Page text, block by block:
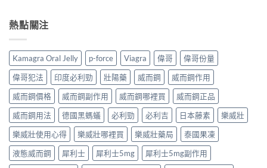
與
安
購
買
注
意
事
項〉
中
男
健
產
品
購
買
指
南〉
中
解
西
汀
如
何
改
善
早
洩？
起
效
時
果
凍
什
麼？
完
整
解
析：
成
分、
療
程
安
排、
熱點關注
Kamagra Oral Jelly p-force Viagra 偉哥
偉哥份量
偉哥犯法
印度必利勁 壯陽藥 威而鋼
威而鋼作用
威而鋼價格
威而鋼副作用 威而鋼哪裡買
威而鋼正品
威而鋼用法
德國黑螞蟻 必利勁 必利吉 日本藤素
樂威壯
樂威壯使用心得
樂威壯哪裡買 樂威壯藥局
泰國果凍
液態威而鋼
犀利士 犀利士5mg
犀利士5mg副作用